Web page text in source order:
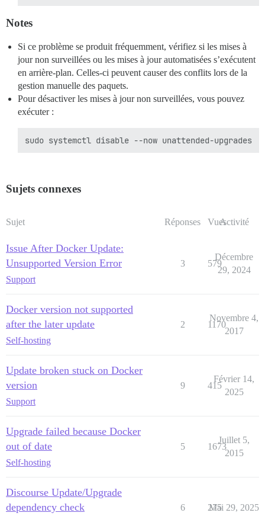
Notes
Si ce problème se produit fréquemment, vérifiez si les mises à
jour non surveillées ou les mises à jour automatisées s’exécutent
en arrière-plan. Celles-ci peuvent causer des conflits lors de la
gestion manuelle des paquets.
Pour désactiver les mises à jour non surveillées, vous pouvez
exécuter :
Sujets connexes
Sujet Réponses VuesActivité
Issue After Docker Update:
Unsupported Version Error
Support
3 579
Décembre
29, 2024
Docker version not supported
after the later update
Self-hosting
2 1170
Novembre 4,
2017
Update broken stuck on Docker
version
Support
9 415
Février 14,
2025
Upgrade failed because Docker
out of date
Self-hosting
5 1673
Juillet 5,
2015
Discourse Update/Upgrade
dependency check
6 275
Mai 29, 2025